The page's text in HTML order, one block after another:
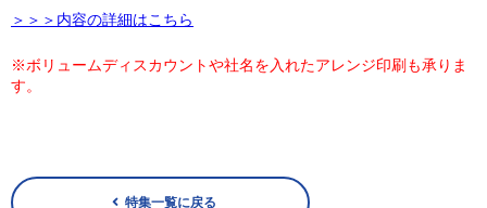
＞＞＞内容の詳細はこちら
※ボリュームディスカウントや社名を入れたアレンジ印刷も承りま
す。
特集一覧に戻る